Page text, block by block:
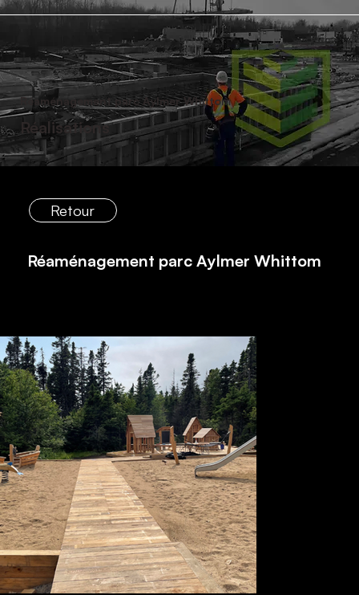
Réalisations
Réaménagement parc Aylmer Whittom
Retour
Réaménagement parc Aylmer Whittom